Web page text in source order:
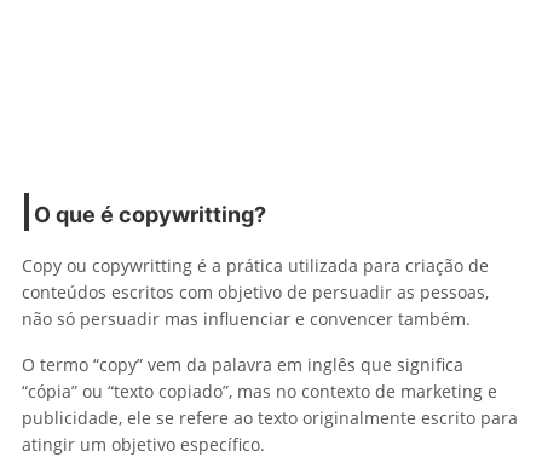
O que é copywritting?
Copy ou copywritting é a prática utilizada para criação de
conteúdos escritos com objetivo de persuadir as pessoas,
não só persuadir mas influenciar e convencer também.
O termo “copy” vem da palavra em inglês que significa
“cópia” ou “texto copiado”, mas no contexto de marketing e
publicidade, ele se refere ao texto originalmente escrito para
atingir um objetivo específico.